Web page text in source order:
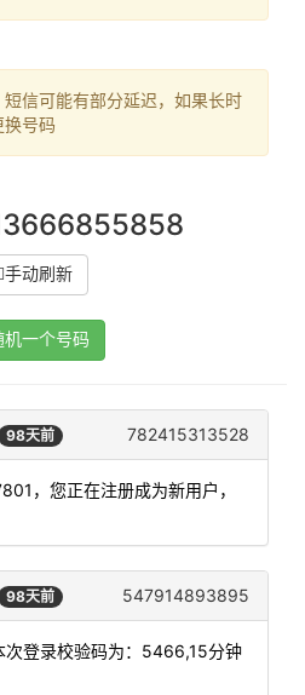
信可能有部分延迟，如果长时
号码
手动刷新
机一个号码
98天前 782415313528
，您正在注册成为新用户，
98天前 547914893895
次登录校验码为：5466,15分钟